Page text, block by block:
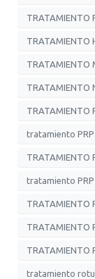
TRATAMIENTO
TRATAMIENTO
TRATAMIENTO
TRATAMIENTO
TRATAMIENTO
tratamiento
TRATAMIENTO
tratamiento
TRATAMIENTO
TRATAMIENTO
TRATAMIENTO
tratamiento